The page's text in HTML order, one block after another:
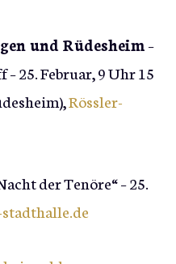
und Rüdesheim–
25. Februar, 9 Uhr 15
Rössler-
der Tenöre“ – 25.